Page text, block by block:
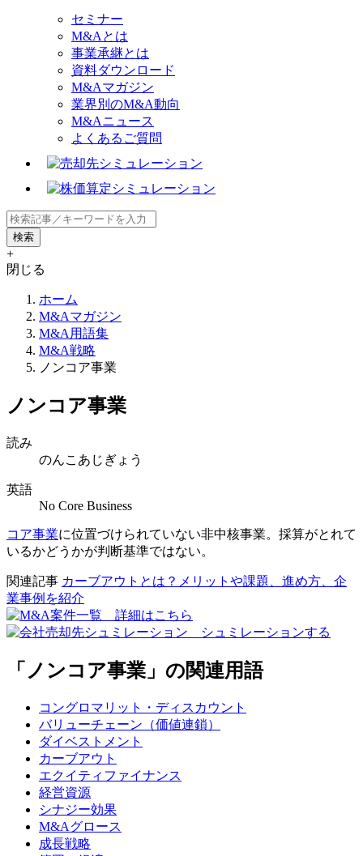
セミナー
M&Aとは
事業承継とは
資料ダウンロード
M&Aマガジン
業界別のM&A動向
M&Aニュース
よくあるご質問
+
閉じる
ホーム
M&Aマガジン
M&A用語集
M&A戦略
ノンコア事業
ノンコア事業
読み
のんこあじぎょう
英語
No Core Business
コア事業に位置づけられていない非中核事業。採算がとれて
いるかどうかが判断基準ではない。
関連記事 カーブアウトとは？メリットや課題、進め方、企
業事例を紹介
「ノンコア事業」の関連用語
コングロマリット・ディスカウント
バリューチェーン（価値連鎖）
ダイベストメント
カーブアウト
エクイティファイナンス
経営資源
シナジー効果
M&Aグロース
成長戦略